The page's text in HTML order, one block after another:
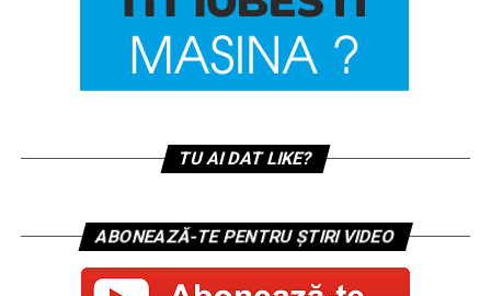
TU AI DAT LIKE?
ABONEAZĂ-TE PENTRU ȘTIRI VIDEO